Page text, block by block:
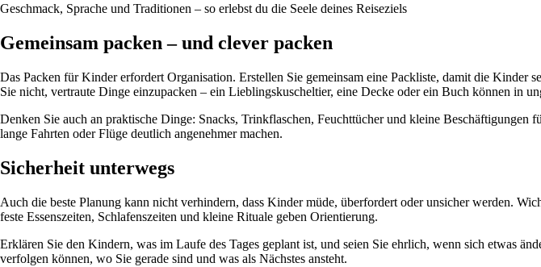
Geschmack, Sprache und Traditionen – so erlebst du die Seele deines Reiseziels
Gemeinsam packen – und clever packen
Das Packen für Kinder erfordert Organisation. Erstellen Sie gemeinsam eine Packliste, damit die
Sie nicht, vertraute Dinge einzupacken – ein Lieblingskuscheltier, eine Decke oder ein Buch können in
Denken Sie auch an praktische Dinge: Snacks, Trinkflaschen, Feuchttücher und kleine
lange Fahrten oder Flüge deutlich angenehmer machen.
Sicherheit unterwegs
Auch die beste Planung kann nicht verhindern, dass Kinder müde, überfordert oder unsicher werden.
feste Essenszeiten, Schlafenszeiten und kleine Rituale geben Orientierung.
Erklären Sie den Kindern, was im Laufe des Tages geplant ist, und seien Sie ehrlich, wenn sich etwas
verfolgen können, wo Sie gerade sind und was als Nächstes ansteht.